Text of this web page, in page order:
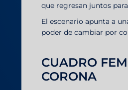
que regresan juntos
El escenario apunta a
poder de cambiar por
CUADRO
CORONA